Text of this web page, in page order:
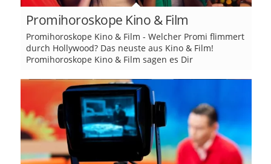
Promihoroskope Kino & Film
Promihoroskope Kino & Film - Welcher Promi flimmert
durch Hollywood? Das neuste aus Kino & Film!
Promihoroskope Kino & Film sagen es Dir